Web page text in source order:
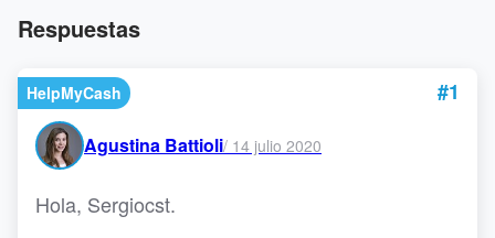
Respuestas
HelpMyCash #1
Agustina Battioli/ 14 julio 2020
Hola, Sergiocst.